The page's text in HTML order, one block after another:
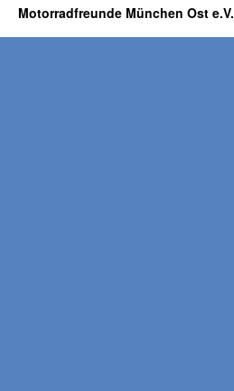
Motorradfreunde München Ost e.V.